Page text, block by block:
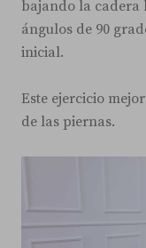
bajando la cadera
ángulos de 90
inicial.
Este ejercicio
de las piernas.